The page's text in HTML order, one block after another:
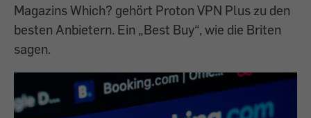
Magazins Which? gehört Proton VPN Plus zu den
besten Anbietern. Ein „Best Buy“, wie die Briten
sagen.